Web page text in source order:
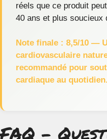
réels que ce produit
40 ans et plus soucieux
Note finale : 8,5/10 —
cardiovasculaire
recommandé pour
cardiaque au quotidien.
FAQ –